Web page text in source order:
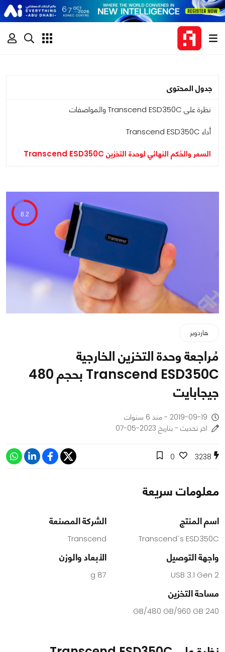
جدول المحتوى
نظرة على Transcend ESD350C والمواصفات
أداء Transcend ESD350C
السعر والحُكم النهائي لوحدة التخزين Transcend ESD350C
8.2
هاردوير
مُراجعة وحدة التخزين الخارجية
Transcend ESD350C بحجم 480
جيجابايت
2019-09-19 - منذ 6 سنوات
اخر تحديث - بتاريخ 2023-05-07
3238
0
معلومات سريعة
اسم المنتج
Transcend´s ESD350C
الشركة المصنعة
Transcend
واجهة التوصيل
USB 3.1 Gen 2
الأبعاد والوزن
87 g
مساحة التخزين
240 GB/480 GB/960 GB